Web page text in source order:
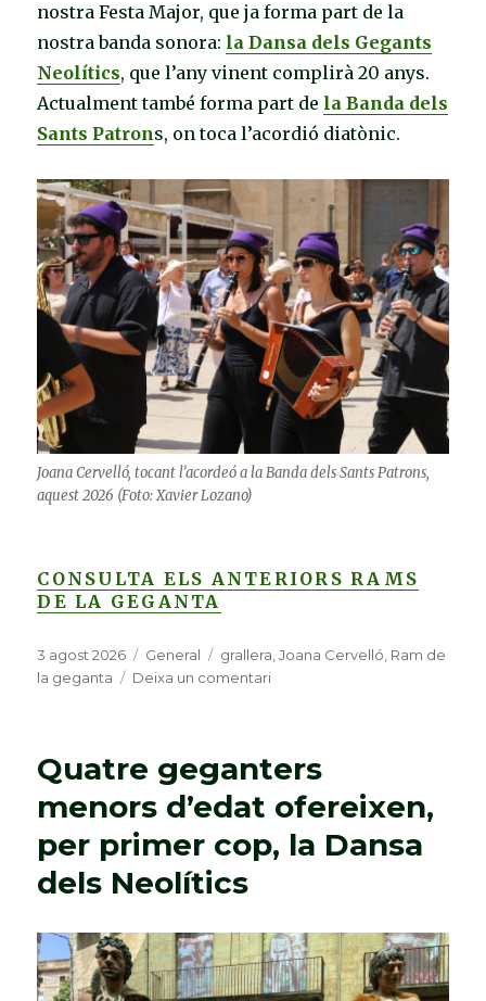
nostra Festa Major, que ja forma part de la
nostra banda sonora: la Dansa dels Gegants
Neolítics, que l’any vinent complirà 20 anys.
Actualment també forma part de la Banda dels
Sants Patrons, on toca l’acordió diatònic.
Joana Cervelló, tocant l’acordeó a la Banda dels Sants Patrons,
aquest 2026 (Foto: Xavier Lozano)
CONSULTA ELS ANTERIORS RAMS
DE LA GEGANTA
Publicat
el
3 agost 2026 Categories
General Etiquetes
grallera,Joana Cervelló, Ram de
la geganta
Deixa un comentari
ram
la
geganta
2026,
perpetuació
de
la
cultura
Quatre geganters
menors d’edat ofereixen,
per primer cop, la Dansa
dels Neolítics